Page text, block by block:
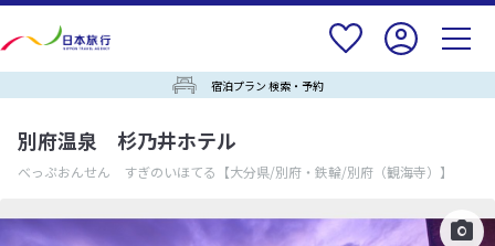
宿泊プラン 検索・予約
別府温泉 杉乃井ホテル
べっぷおんせん すぎのいほてる 【大分県/別府・鉄輪/別府（観海寺）】